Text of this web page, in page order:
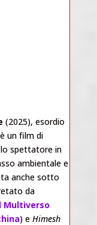
(2025), esordio
un film di
spettatore in
ambientale e
anche sotto
da
Multiverso
) e Himesh